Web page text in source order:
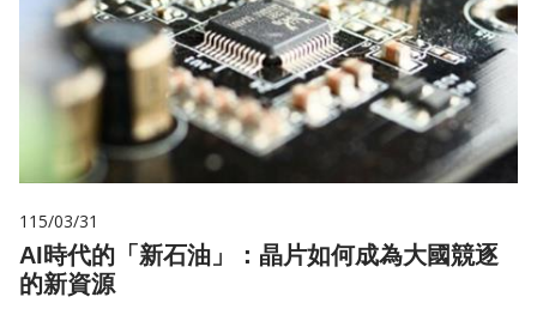
115/03/31
AI時代的「新石油」：晶片如何成為大國競逐
的新資源